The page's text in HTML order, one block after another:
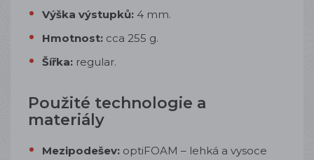
Výška výstupků: 4 mm.
Hmotnost: cca 255 g.
Šířka: regular.
Použité technologie a
materiály
Mezipodešev: optiFOAM – lehká a vysoce